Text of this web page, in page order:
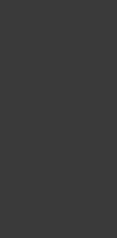
الرابعة
أنه يجب
مرهون
أن
الشعب